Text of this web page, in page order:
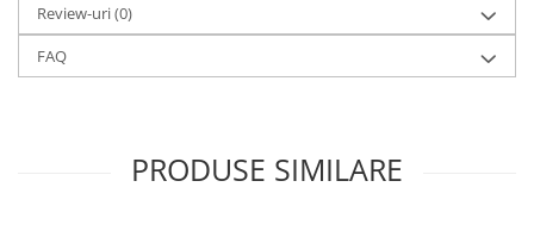
Review-uri(0)
FAQ
PRODUSE SIMILARE